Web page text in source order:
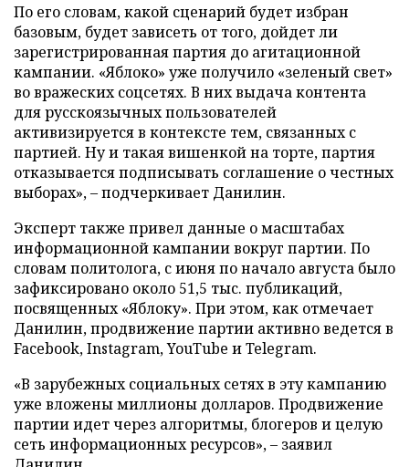
По его словам, какой сценарий будет избран
базовым, будет зависеть от того, дойдет ли
зарегистрированная партия до агитационной
кампании. «Яблоко» уже получило «зеленый свет»
во вражеских соцсетях. В них выдача контента
для русскоязычных пользователей
активизируется в контексте тем, связанных с
партией. Ну и такая вишенкой на торте, партия
отказывается подписывать соглашение о честных
выборах», – подчеркивает Данилин.
Эксперт также привел данные о масштабах
информационной кампании вокруг партии. По
словам политолога, с июня по начало августа было
зафиксировано около 51,5 тыс. публикаций,
посвященных «Яблоку». При этом, как отмечает
Данилин, продвижение партии активно ведется в
Facebook, Instagram, YouTube и Telegram.
«В зарубежных социальных сетях в эту кампанию
уже вложены миллионы долларов. Продвижение
партии идет через алгоритмы, блогеров и целую
сеть информационных ресурсов», – заявил